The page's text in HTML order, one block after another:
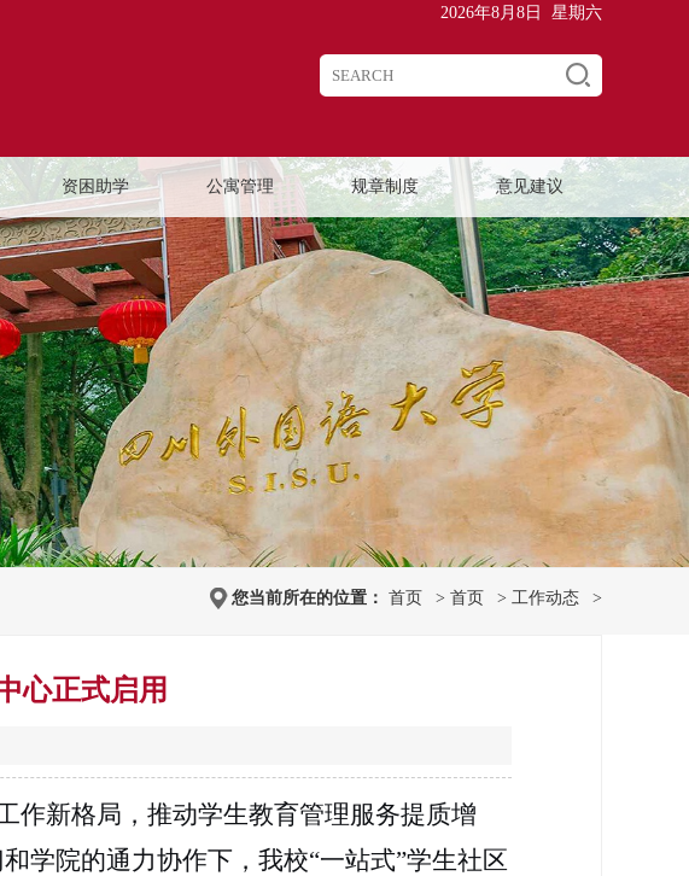
2026年8月8日 星期六
资困助学 公寓管理 规章制度 意见建议
您当前所在的位置： 首页 > 首页 > 工作动态 >
心正式启用
新格局，推动学生教育管理服务提质增
学院的通力协作下，我校“一站式”学生社区